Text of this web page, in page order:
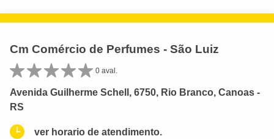
Cm Comércio de Perfumes - São Luiz
0 aval.
Avenida Guilherme Schell, 6750, Rio Branco, Canoas -
RS
ver horario de atendimento.